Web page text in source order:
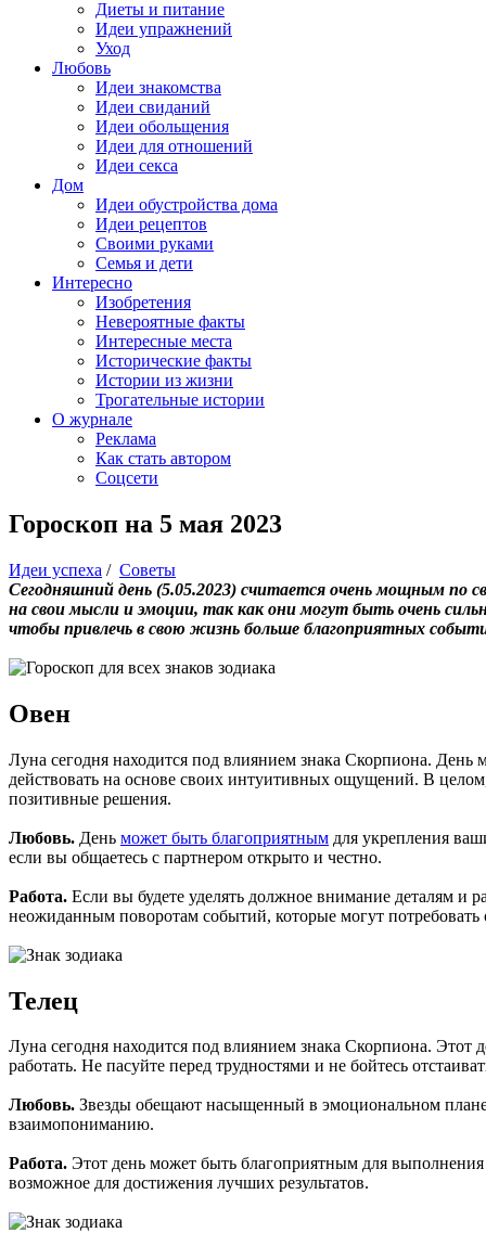
Диеты и питание
Идеи упражнений
Уход
Любовь
Идеи знакомства
Идеи свиданий
Идеи обольщения
Идеи для отношений
Идеи секса
Дом
Идеи обустройства дома
Идеи рецептов
Своими руками
Семья и дети
Интересно
Изобретения
Невероятные факты
Интересные места
Исторические факты
Истории из жизни
Трогательные истории
О журнале
Реклама
Как стать автором
Соцсети
Гороскоп на 5 мая 2023
Идеи успеха / Советы
Сегодняшний день (5.05.2023) считается очень мощным по
на свои мысли и эмоции, так как они могут быть очень
чтобы привлечь в свою жизнь больше благоприятных
Овен
Луна сегодня находится под влиянием знака Скорпиона. День
действовать на основе своих интуитивных ощущений. В
позитивные решения.
Любовь. День может быть благоприятным для укрепления
если вы общаетесь с партнером открыто и честно.
Работа. Если вы будете уделять должное внимание деталям и
неожиданным поворотам событий, которые могут потребовать
Телец
Луна сегодня находится под влиянием знака Скорпиона.
работать. Не пасуйте перед трудностями и не бойтесь
Любовь. Звезды обещают насыщенный в эмоциональном
взаимопониманию.
Работа. Этот день может быть благоприятным для выполнения
возможное для достижения лучших результатов.